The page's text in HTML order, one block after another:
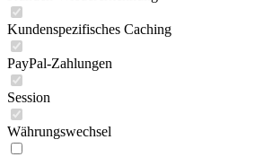
Kundenspezifisches Caching
PayPal-Zahlungen
Session
Währungswechsel